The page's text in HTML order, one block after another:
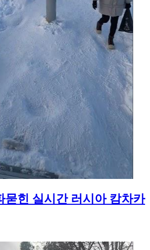
묻힌 실시간 러시아 캄차카